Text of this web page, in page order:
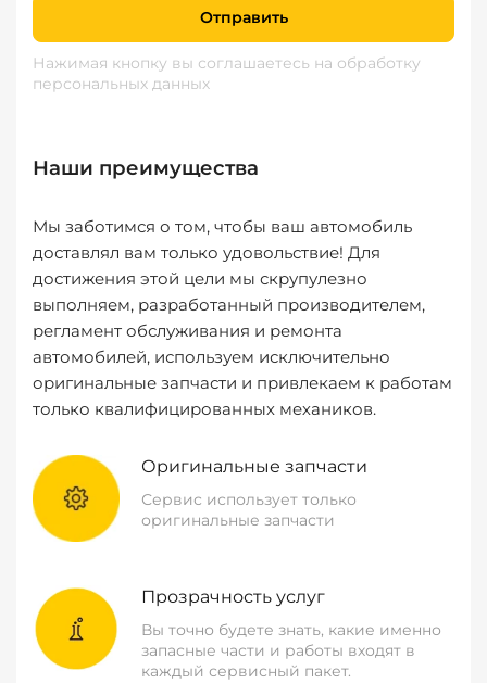
Отправить
Нажимая кнопку вы соглашаетесь на обработку
персональных данных
Наши преимущества
Мы заботимся о том, чтобы ваш автомобиль
доставлял вам только удовольствие! Для
достижения этой цели мы скрупулезно
выполняем, разработанный производителем,
регламент обслуживания и ремонта
автомобилей, используем исключительно
оригинальные запчасти и привлекаем к работам
только квалифицированных механиков.
Оригинальные запчасти
Сервис использует только
оригинальные запчасти
Прозрачность услуг
Вы точно будете знать, какие именно
запасные части и работы входят в
каждый сервисный пакет.